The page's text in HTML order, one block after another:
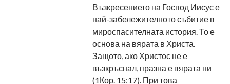
Възкресението на Господ Иисус е
най-забележителното събитие в
мироспасителната история. То е
основа на вярата в Христа.
Защото, ако Христос не е
възкръснал, празна е вярата ни
(1Кор. 15:17). При това